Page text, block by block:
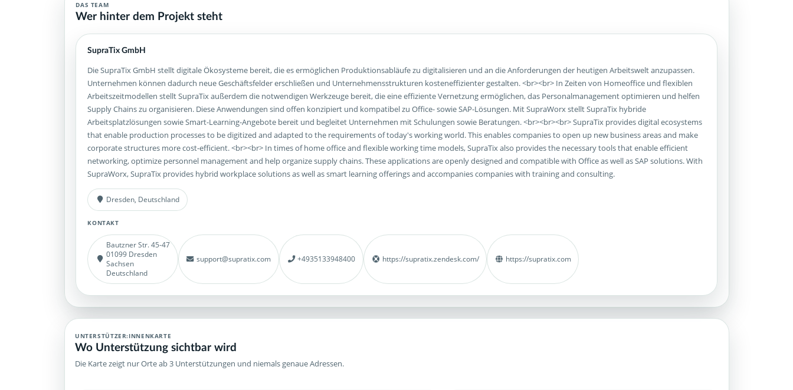
DAS TEAM
Wer hinter dem Projekt steht
SupraTix GmbH
Die SupraTix GmbH stellt digitale Ökosysteme bereit, die es ermöglichen Produktionsabläufe zu digitalisieren und an die Anforderungen der heutigen Arbeitswelt anzupassen.
Unternehmen können dadurch neue Geschäftsfelder erschließen und Unternehmensstrukturen kosteneffizienter gestalten. <br><br> In Zeiten von Homeoffice und flexiblen
Arbeitszeitmodellen stellt SupraTix außerdem die notwendigen Werkzeuge bereit, die eine effiziente Vernetzung ermöglichen, das Personalmanagement optimieren und helfen
Supply Chains zu organisieren. Diese Anwendungen sind offen konzipiert und kompatibel zu Office- sowie SAP-Lösungen. Mit SupraWorx stellt SupraTix hybride
Arbeitsplatzlösungen sowie Smart-Learning-Angebote bereit und begleitet Unternehmen mit Schulungen sowie Beratungen. <br><br><br> SupraTix provides digital ecosystems
that enable production processes to be digitized and adapted to the requirements of today's working world. This enables companies to open up new business areas and make
corporate structures more cost-efficient. <br><br> In times of home office and flexible working time models, SupraTix also provides the necessary tools that enable efficient
networking, optimize personnel management and help organize supply chains. These applications are openly designed and compatible with Office as well as SAP solutions. With
SupraWorx, SupraTix provides hybrid workplace solutions as well as smart learning offerings and accompanies companies with training and consulting.
Dresden, Deutschland
KONTAKT
Bautzner Str. 45-47
01099 Dresden
Sachsen
Deutschland
support@supratix.com +4935133948400 https://supratix.zendesk.com/ https://supratix.com
UNTERSTÜTZER:INNENKARTE
Wo Unterstützung sichtbar wird
Die Karte zeigt nur Orte ab 3 Unterstützungen und niemals genaue Adressen.